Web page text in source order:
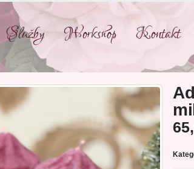
Služby Workshop Kontakt